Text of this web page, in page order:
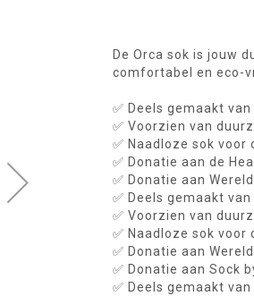
De Orca sok is jouw
comfortabel en eco-
✅ Deels gemaakt
✅ Voorzien van
✅ Naadloze sok
✅ Donatie aan de
✅ Donatie aan
✅ Deels gemaakt
✅ Voorzien van
✅ Naadloze sok
✅ Donatie aan
✅ Donatie aan Sock
✅ Deels gemaakt